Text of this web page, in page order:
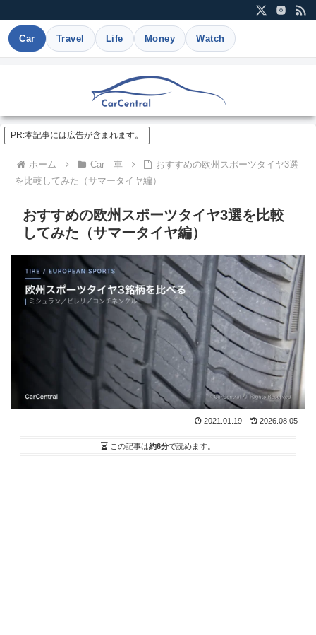
Car Travel Life Money Watch
PR:本記事には広告が含まれます。
ホーム Car｜車
おすすめの欧州スポーツタイヤ3選
を比較してみた（サマータイヤ編）
おすすめの欧州スポーツタイヤ3選を比較
してみた（サマータイヤ編）
2021.01.19 2026.08.05
この記事は約6分で読めます。